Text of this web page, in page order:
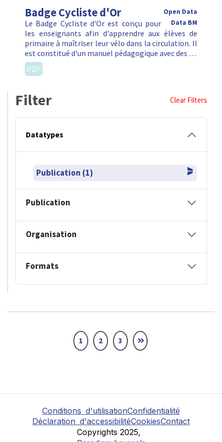
Badge Cycliste d'Or
Open Data
Data BM
Le Badge Cycliste d'Or est conçu pour
les enseignants afin d'apprendre aux élèves de
primaire à maîtriser leur vélo dans la circulation. Il
est constitué d'un manuel pédagogique avec des …
PDF
Filter Clear Filters
Datatypes
Publication (1)
Publication
Organisation
Formats
1 2 3
Conditions d'utilisationConfidentialité
Déclaration d'accessibilitéCookiesContact
Copyrights 2025,